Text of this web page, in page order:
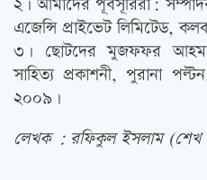
২। আমাদের পূর্বসূরিরা:
এজেন্সি প্রাইভেট লিমিটেড,
৩। ছোটদের মুজফফর
সাহিত্য প্রকাশনী, পুরানা
২০০৯।
লেখক : রফিকুল ইসলাম (শেখ